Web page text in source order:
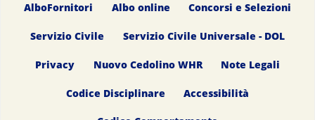
AlboFornitori Albo online Concorsi e Selezioni
Servizio Civile Servizio Civile Universale - DOL
Privacy Nuovo Cedolino WHR Note Legali
Codice Disciplinare Accessibilità